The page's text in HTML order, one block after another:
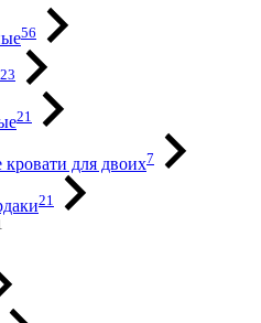
56
21
для двоих7
21